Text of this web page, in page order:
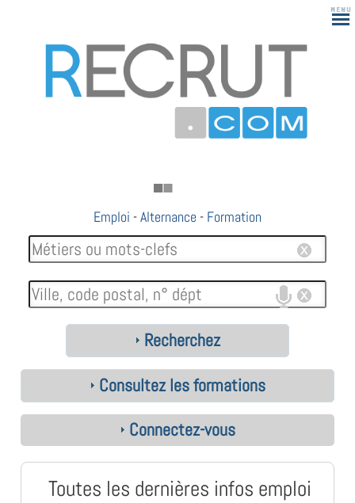
Emploi -Alternance - Formation
Recherchez
Consultez les formations
Connectez-vous
Toutes les dernières infos emploi